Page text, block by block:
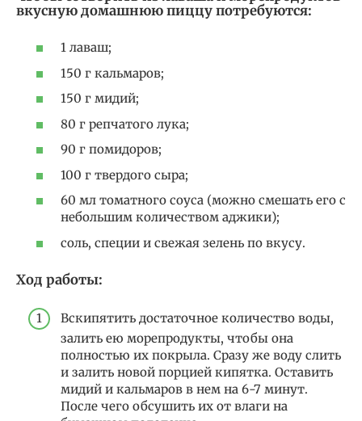
вкусную домашнюю пиццу потребуются:
1 лаваш;
150 г кальмаров;
150 г мидий;
80 г репчатого лука;
90 г помидоров;
100 г твердого сыра;
60 мл томатного соуса (можно смешать его с
небольшим количеством аджики);
соль, специи и свежая зелень по вкусу.
Ход работы:
Вскипятить достаточное количество воды,
залить ею морепродукты, чтобы она
полностью их покрыла. Сразу же воду слить
и залить новой порцией кипятка. Оставить
мидий и кальмаров в нем на 6-7 минут.
После чего обсушить их от влаги на